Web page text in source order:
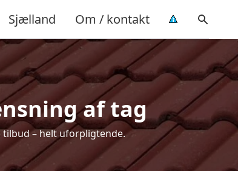
Sjælland Om / kontakt
af tag
– helt uforpligtende.